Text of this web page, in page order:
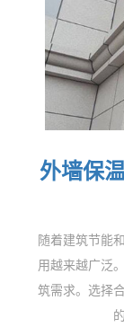
外墙保
随着建筑节能
用越来越广泛
筑需求。选择